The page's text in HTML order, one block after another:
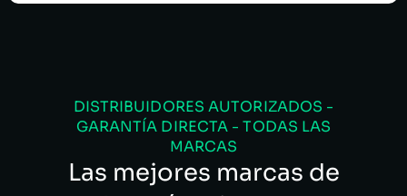
DISTRIBUIDORES AUTORIZADOS -
GARANTÍA DIRECTA - TODAS LAS
MARCAS
Las mejores marcas de